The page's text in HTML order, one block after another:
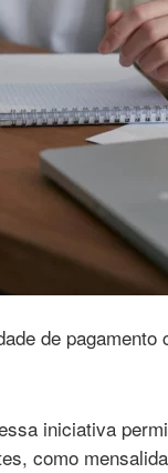
de pagamento
iniciativa
como